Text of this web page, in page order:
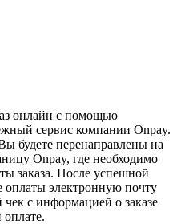
онлайн с помощью
сервис компании Onpay.
будете перенаправлены на
Onpay, где необходимо
заказа. После успешной
электронную почту
с информацией о заказе